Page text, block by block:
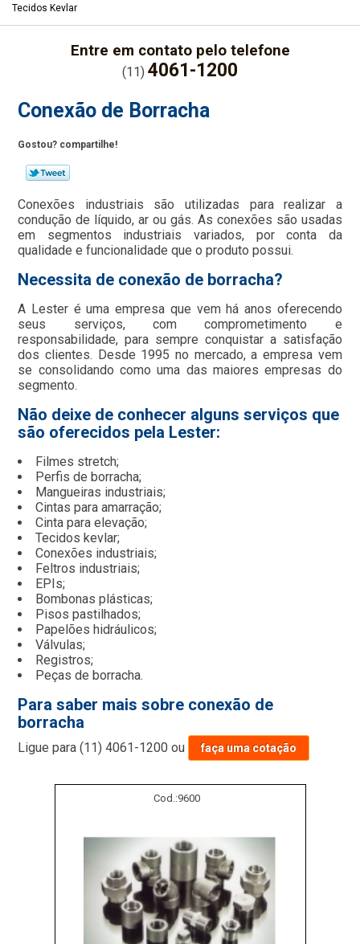
Tecidos Kevlar
Entre em contato pelo telefone
(11) 4061-1200
Conexão de Borracha
Gostou? compartilhe!
Conexões industriais são utilizadas para realizar a
condução de líquido, ar ou gás. As conexões são usadas
em segmentos industriais variados, por conta da
qualidade e funcionalidade que o produto possui.
Necessita de conexão de borracha?
A Lester é uma empresa que vem há anos oferecendo
seus serviços, com comprometimento e
responsabilidade, para sempre conquistar a satisfação
dos clientes. Desde 1995 no mercado, a empresa vem
se consolidando como uma das maiores empresas do
segmento.
Não deixe de conhecer alguns serviços que
são oferecidos pela Lester:
Filmes stretch;
Perfis de borracha;
Mangueiras industriais;
Cintas para amarração;
Cinta para elevação;
Tecidos kevlar;
Conexões industriais;
Feltros industriais;
EPIs;
Bombonas plásticas;
Pisos pastilhados;
Papelões hidráulicos;
Válvulas;
Registros;
Peças de borracha.
Para saber mais sobre conexão de
borracha
Ligue para(11) 4061-1200 ou faça uma cotação
Cod.:9600